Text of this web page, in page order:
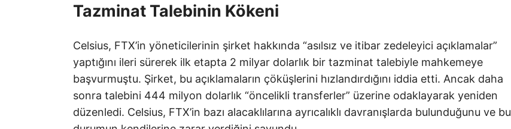
Tazminat Talebinin Kökeni
Celsius, FTX’in yöneticilerinin şirket hakkında “asılsız ve itibar zedeleyici açıklamalar”
yaptığını ileri sürerek ilk etapta 2 milyar dolarlık bir tazminat talebiyle mahkemeye
başvurmuştu. Şirket, bu açıklamaların çöküşlerini hızlandırdığını iddia etti. Ancak daha
sonra talebini 444 milyon dolarlık “öncelikli transferler” üzerine odaklayarak yeniden
düzenledi. Celsius, FTX’in bazı alacaklılarına ayrıcalıklı davranışlarda bulunduğunu ve bu